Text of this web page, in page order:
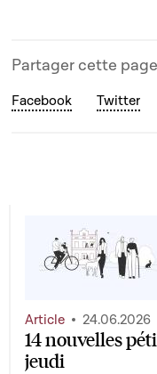
Partager cette page
Facebook Twitter
14 nouvelles
jeudi
Article 24.06.2026